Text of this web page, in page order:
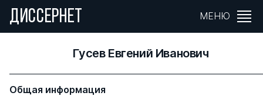
ДИССЕРНЕТ МЕНЮ
Гусев Евгений Иванович
Общая информация